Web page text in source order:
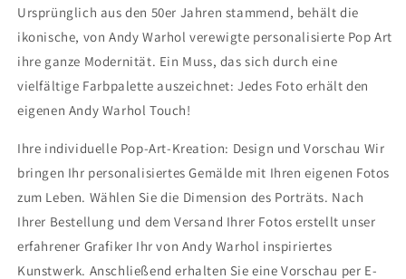
Ursprünglich aus den 50er Jahren stammend, behält die
ikonische, von Andy Warhol verewigte personalisierte Pop Art
ihre ganze Modernität. Ein Muss, das sich durch eine
vielfältige Farbpalette auszeichnet: Jedes Foto erhält den
eigenen Andy Warhol Touch!
Ihre individuelle Pop-Art-Kreation: Design und Vorschau Wir
bringen Ihr personalisiertes Gemälde mit Ihren eigenen Fotos
zum Leben. Wählen Sie die Dimension des Porträts. Nach
Ihrer Bestellung und dem Versand Ihrer Fotos erstellt unser
erfahrener Grafiker Ihr von Andy Warhol inspiriertes
Kunstwerk. Anschließend erhalten Sie eine Vorschau per E-